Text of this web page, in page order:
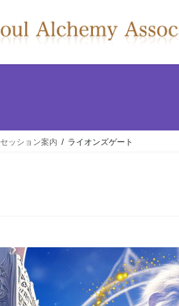
セッション案内 ライオンズゲート